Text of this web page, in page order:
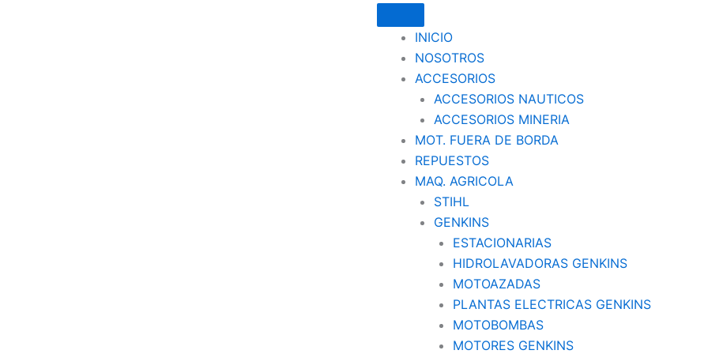
INICIO
NOSOTROS
ACCESORIOS
ACCESORIOS NAUTICOS
ACCESORIOS MINERIA
MOT. FUERA DE BORDA
REPUESTOS
MAQ. AGRICOLA
STIHL
GENKINS
ESTACIONARIAS
HIDROLAVADORAS GENKINS
MOTOAZADAS
PLANTAS ELECTRICAS GENKINS
MOTOBOMBAS
MOTORES GENKINS